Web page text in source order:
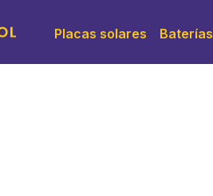
Placas solares Baterías